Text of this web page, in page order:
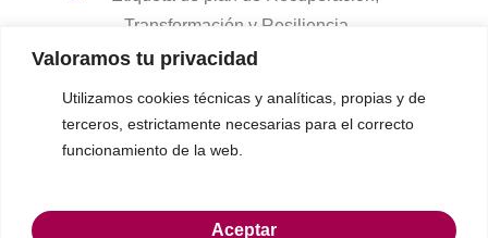
Valoramos tu privacidad
Utilizamos cookies técnicas y analíticas, propias y de
terceros, estrictamente necesarias para el correcto
funcionamiento de la web.
Aceptar
© 2023 Gon-cruz • Todos los derechos reservados